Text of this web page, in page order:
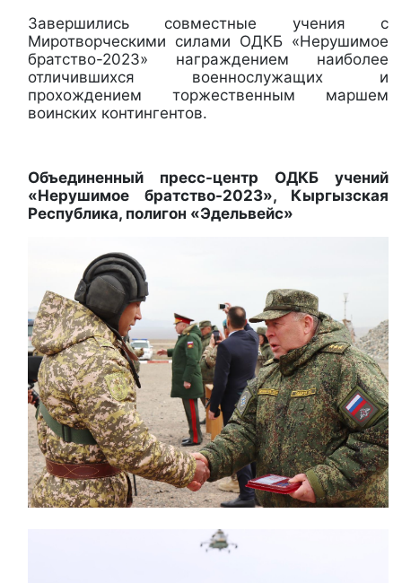
Завершились совместные учения с
Миротворческими силами ОДКБ «Нерушимое
братство-2023» награждением наиболее
отличившихся военнослужащих и
прохождением торжественным маршем
воинских контингентов.
Объединенный пресс-центр ОДКБ учений
«Нерушимое братство-2023», Кыргызская
Республика, полигон «Эдельвейс»